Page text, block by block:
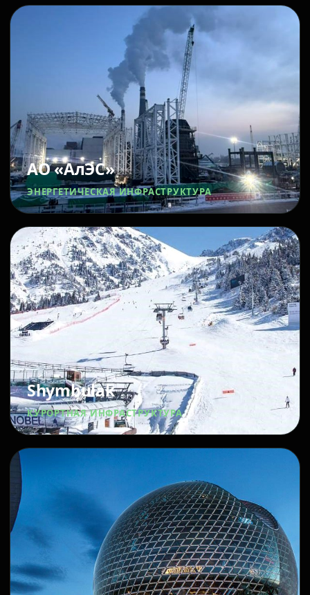
АО «АлЭС»
ЭНЕРГЕТИЧЕСКАЯ ИНФРАСТРУКТУРА
Shymbulak
КУРОРТНАЯ ИНФРАСТРУКТУРА